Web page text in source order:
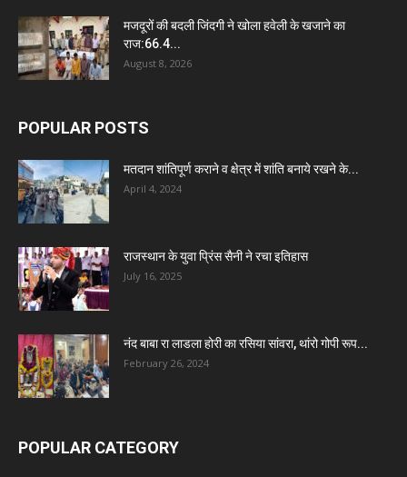
मजदूरों की बदली जिंदगी ने खोला हवेली के खजाने का
राज:66.4...
August 8, 2026
POPULAR POSTS
मतदान शांतिपूर्ण कराने व क्षेत्र में शांति बनाये रखने के...
April 4, 2024
राजस्थान के युवा प्रिंस सैनी ने रचा इतिहास
July 16, 2025
नंद बाबा रा लाडला होरी का रसिया सांवरा, थांरो गोपी रूप...
February 26, 2024
POPULAR CATEGORY